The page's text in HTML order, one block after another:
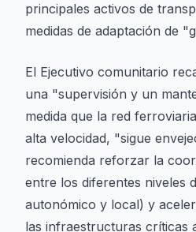
principales activos de
medidas de adaptación de
El Ejecutivo comunitario
una "supervisión y un
medida que la red
alta velocidad, "sigue
recomienda reforzar la
entre los diferentes niveles
autonómico y local) y
las infraestructuras críticas